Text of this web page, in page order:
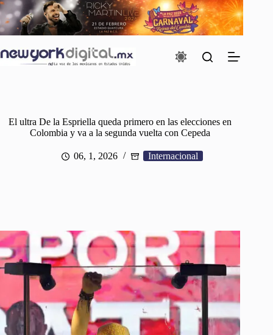
Saltar
al
contenido
El ultra De la Espriella queda primero en las elecciones en
Colombia y va a la segunda vuelta con Cepeda
06, 1, 2026 Internacional